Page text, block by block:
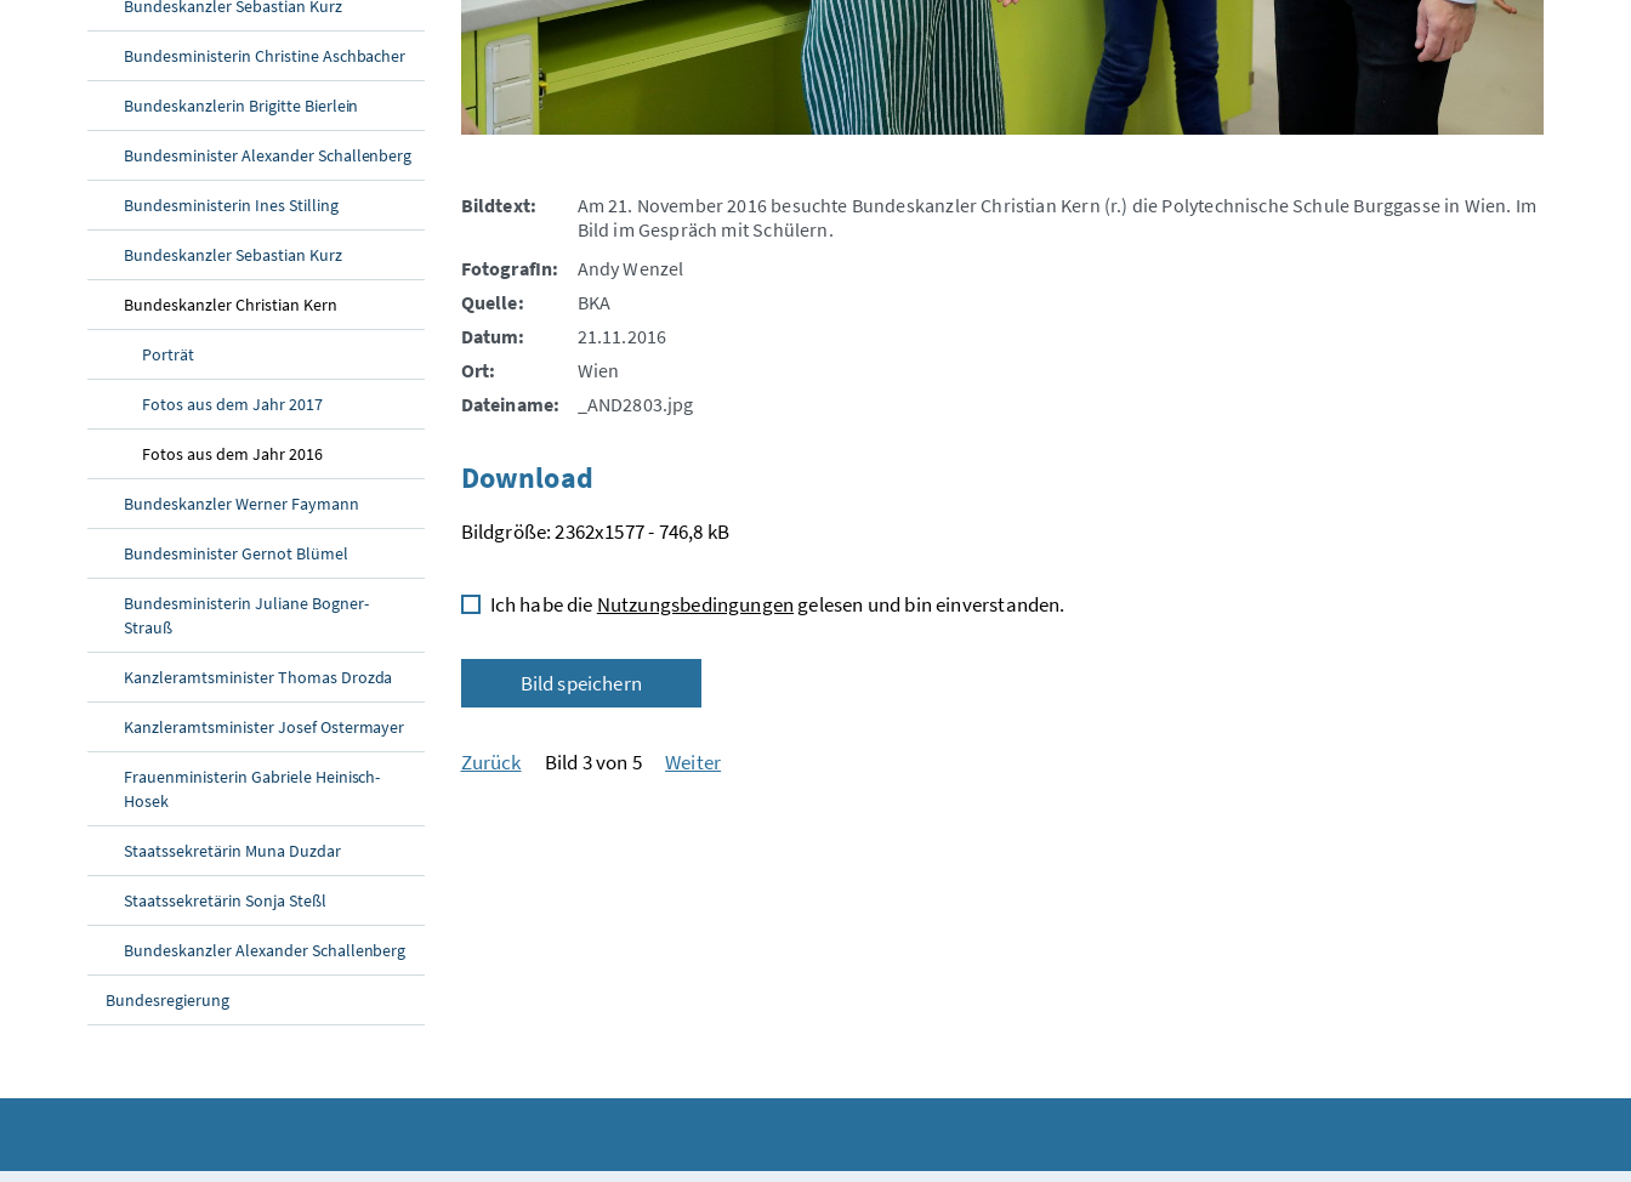
Bundeskanzler Sebastian Kurz
Bundesministerin Christine Aschbacher
Bundeskanzlerin Brigitte Bierlein
Bundesminister Alexander Schallenberg
Bundesministerin Ines Stilling
Bundeskanzler Sebastian Kurz
Bundeskanzler Christian Kern
Porträt
Fotos aus dem Jahr 2017
Fotos aus dem Jahr 2016
Bundeskanzler Werner Faymann
Bundesminister Gernot Blümel
Bundesministerin Juliane Bogner-
Strauß
Kanzleramtsminister Thomas Drozda
Kanzleramtsminister Josef Ostermayer
Frauenministerin Gabriele Heinisch-
Hosek
Staatssekretärin Muna Duzdar
Staatssekretärin Sonja Steßl
Bundeskanzler Alexander Schallenberg
Bundesregierung
Bildtext:
Am 21. November 2016 besuchte Bundeskanzler Christian Kern (r.) die Polytechnische Schule Burggasse in Wien. Im
Bild im Gespräch mit Schülern.
FotografIn:
Andy Wenzel
Quelle:
BKA
Datum:
21.11.2016
Ort:
Wien
Dateiname:
_AND2803.jpg
Download
Bildgröße: 2362x1577 - 746,8 kB
Ich habe die Nutzungsbedingungen gelesen und bin einverstanden.
Bild speichern
Zurück Bild 3 von 5 Weiter